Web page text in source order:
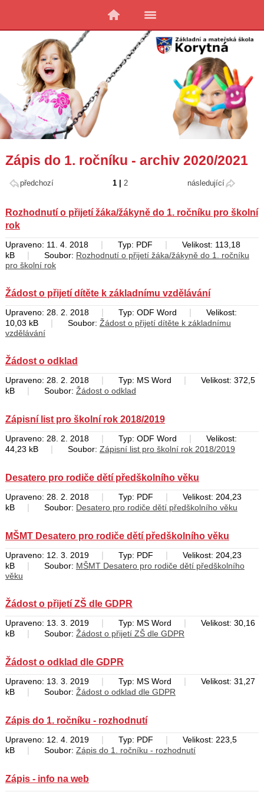
Zápis do 1. ročníku - archiv 2020/2021
předchozí 1 2 následující
Rozhodnutí o přijetí žáka/žákyně do 1. ročníku pro školní
rok
Upraveno: 11. 4. 2018 | Typ: PDF |
Velikost: 113,18
kB
| Soubor: Rozhodnutí o přijetí žáka/žákyně do 1. ročníku
pro školní rok
Žádost o přijetí dítěte k základnímu vzdělávání
Upraveno: 28. 2. 2018 | Typ: ODF Word |
Velikost:
10,03 kB
| Soubor: Žádost o přijetí dítěte k základnímu
vzdělávání
Žádost o odklad
Upraveno: 28. 2. 2018 | Typ: MS Word |
Velikost: 372,5
kB
| Soubor: Žádost o odklad
Zápisní list pro školní rok 2018/2019
Upraveno: 28. 2. 2018 | Typ: ODF Word |
Velikost:
44,23 kB
| Soubor: Zápisní list pro školní rok 2018/2019
Desatero pro rodiče dětí předškolního věku
Upraveno: 28. 2. 2018 | Typ: PDF |
Velikost: 204,23
kB
| Soubor: Desatero pro rodiče dětí předškolního věku
MŠMT Desatero pro rodiče dětí předškolního věku
Upraveno: 12. 3. 2019 | Typ: PDF |
Velikost: 204,23
kB
| Soubor: MŠMT Desatero pro rodiče dětí předškolního
věku
Žádost o přijetí ZŠ dle GDPR
Upraveno: 13. 3. 2019 | Typ: MS Word |
Velikost: 30,16
kB
| Soubor: Žádost o přijetí ZŠ dle GDPR
Žádost o odklad dle GDPR
Upraveno: 13. 3. 2019 | Typ: MS Word |
Velikost: 31,27
kB
| Soubor: Žádost o odklad dle GDPR
Zápis do 1. ročníku - rozhodnutí
Upraveno: 12. 4. 2019 | Typ: PDF |
Velikost: 223,5
kB
| Soubor: Zápis do 1. ročníku - rozhodnutí
Zápis - info na web